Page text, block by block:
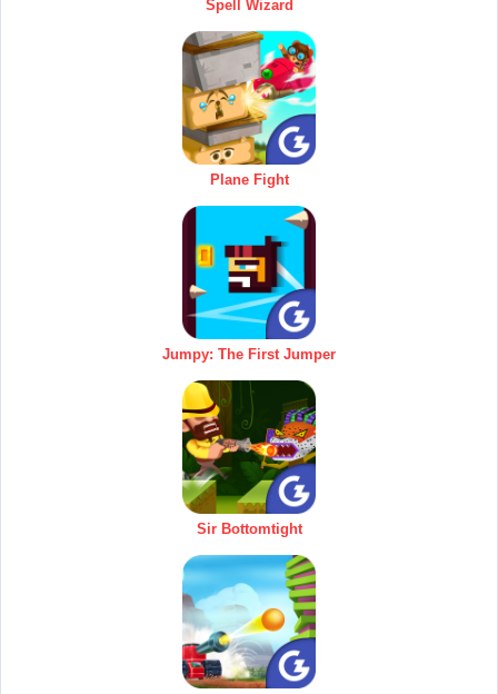
Spell Wizard
Plane Fight
Jumpy: The First Jumper
Sir Bottomtight